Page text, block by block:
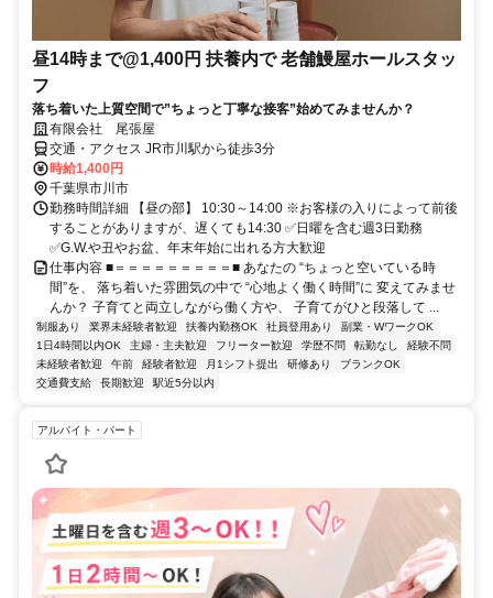
昼14時まで@1,400円 扶養内で 老舗鰻屋ホールスタッ
フ
落ち着いた上質空間で”ちょっと丁寧な接客”始めてみませんか？
有限会社 尾張屋
交通・アクセス JR市川駅から徒歩3分
時給1,400円
千葉県市川市
勤務時間詳細 【昼の部】 10:30～14:00 ※お客様の入りによって前後
することがありますが、遅くても14:30 ✅日曜を含む週3日勤務
✅G.W.や丑やお盆、年末年始に出れる方大歓迎
仕事内容 ■＝＝＝＝＝＝＝＝＝■ あなたの “ちょっと空いている時
間”を、 落ち着いた雰囲気の中で “心地よく働く時間”に 変えてみませ
んか？ 子育てと両立しながら働く方や、 子育てがひと段落して ...
制服あり 業界未経験者歓迎 扶養内勤務OK 社員登用あり
副業・WワークOK
1日4時間以内OK
主婦・主夫歓迎 フリーター歓迎 学歴不問 転勤なし
経験不問
未経験者歓迎
午前 経験者歓迎 月1シフト提出 研修あり
ブランクOK
交通費支給
長期歓迎 駅近5分以内
アルバイト・パート